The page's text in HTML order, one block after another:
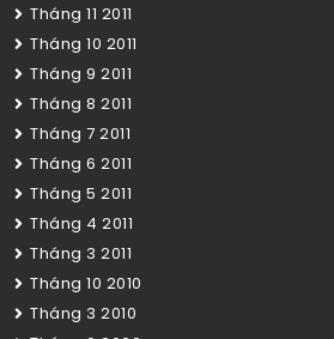
Tháng 11 2011
Tháng 10 2011
Tháng 9 2011
Tháng 8 2011
Tháng 7 2011
Tháng 6 2011
Tháng 5 2011
Tháng 4 2011
Tháng 3 2011
Tháng 10 2010
Tháng 3 2010